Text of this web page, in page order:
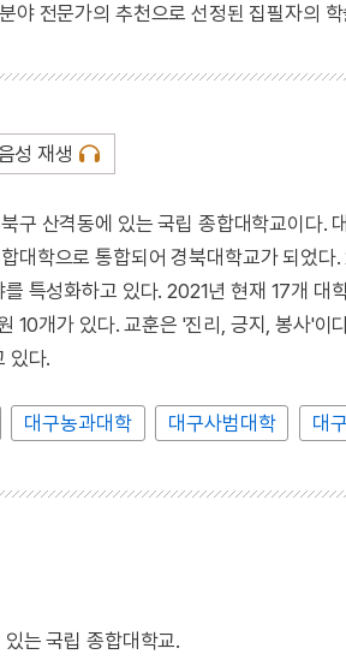
야 전문가의 추천으로 선정된 집필자의
성 재생
구 산격동에 있는 국립 종합대학교이다.
대학으로 통합되어 경북대학교가 되었
특성화하고 있다. 2021년 현재 17개
10개가 있다. 교훈은 '진리, 긍지, 봉사'
있다.
대구농과대학 대구사범대학 대
는 국립 종합대학교.